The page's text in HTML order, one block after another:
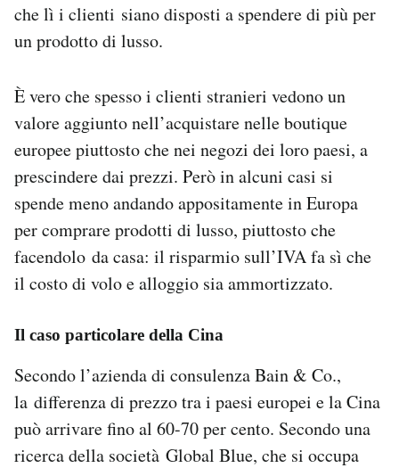
che lì i clienti siano disposti a spendere di più per
un prodotto di lusso.
È vero che spesso i clienti stranieri vedono un
valore aggiunto nell’acquistare nelle boutique
europee piuttosto che nei negozi dei loro paesi, a
prescindere dai prezzi. Però in alcuni casi si
spende meno andando appositamente in Europa
per comprare prodotti di lusso, piuttosto che
facendolo da casa: il risparmio sull’IVA fa sì che
il costo di volo e alloggio sia ammortizzato.
Il caso particolare della Cina
Secondo l’azienda di consulenza Bain & Co.,
la differenza di prezzo tra i paesi europei e la Cina
può arrivare fino al 60-70 per cento. Secondo una
ricerca della società Global Blue, che si occupa